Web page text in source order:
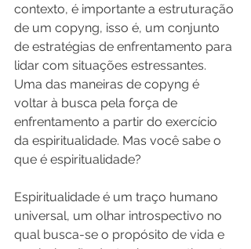
contexto, é importante a estruturação
de um copyng, isso é, um conjunto
de estratégias de enfrentamento para
lidar com situações estressantes.
Uma das maneiras de copyng é
voltar à busca pela força de
enfrentamento a partir do exercício
da espiritualidade. Mas você sabe o
que é espiritualidade?
Espiritualidade é um traço humano
universal, um olhar introspectivo no
qual busca-se o propósito de vida e